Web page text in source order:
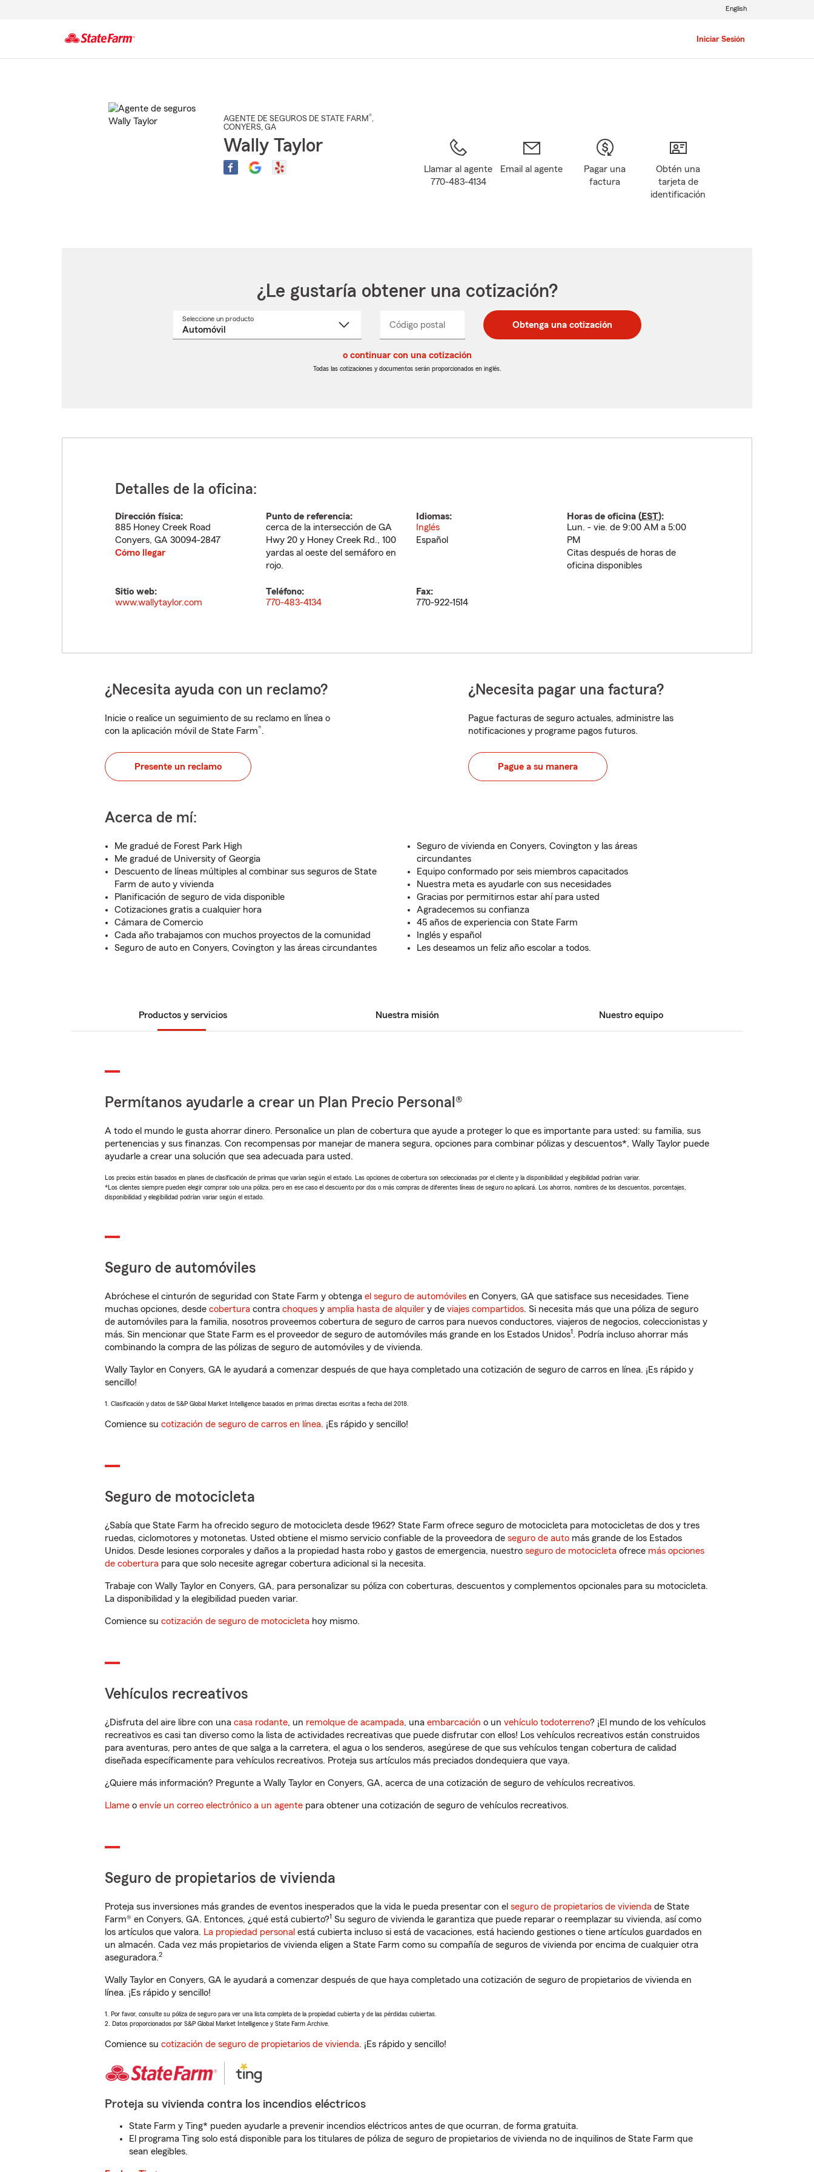
Iniciar Sesión
English
AGENTE DE SEGUROS DE STATE FARM®,
CONYERS, GA
Wally Taylor
Llamar al agente
770-483-4134
Email al agente
Pagar una
factura
Obtén una
tarjeta de
identificación
¿Le gustaría obtener una cotización?
Seleccione un productoSeleccione
Código postal
postal
de
postal
de
_____ Obtenga una cotización
o continuar con una cotización
Todas las cotizaciones y documentos serán proporcionados en inglés.
Detalles de la oficina:
Dirección física:
885 Honey Creek Road
Conyers, GA 30094-2847
Cómo llegar
Punto de referencia:
cerca de la intersección de GA
Hwy 20 y Honey Creek Rd., 100
yardas al oeste del semáforo en
rojo.
Idiomas:
Inglés
Español
Horas de oficina (EST):
Lun. - vie. de 9:00 AM a 5:00
PM
Citas después de horas de
oficina disponibles
Sitio web:
www.wallytaylor.com
Teléfono:
770-483-4134
Fax:
770-922-1514
¿Necesita ayuda con un reclamo?
Inicie o realice un seguimiento de su reclamo en línea o
con la aplicación móvil de State Farm®.
Presente un reclamo
¿Necesita pagar una factura?
Pague facturas de seguro actuales, administre las
notificaciones y programe pagos futuros.
Pague a su manera
Acerca de mí:
Me gradué de Forest Park High
Me gradué de University of Georgia
Descuento de líneas múltiples al combinar sus seguros de State
Farm de auto y vivienda
Planificación de seguro de vida disponible
Cotizaciones gratis a cualquier hora
Cámara de Comercio
Cada año trabajamos con muchos proyectos de la comunidad
Seguro de auto en Conyers, Covington y las áreas circundantes
Seguro de vivienda en Conyers, Covington y las áreas
circundantes
Equipo conformado por seis miembros capacitados
Nuestra meta es ayudarle con sus necesidades
Gracias por permitirnos estar ahí para usted
Agradecemos su confianza
45 años de experiencia con State Farm
Inglés y español
Les deseamos un feliz año escolar a todos.
Productos y servicios Nuestra misión Nuestro equipo
Permítanos ayudarle a crear un Plan Precio Personal®
A todo el mundo le gusta ahorrar dinero. Personalice un plan de cobertura que ayude a proteger lo que es importante para usted: su familia, sus
pertenencias y sus finanzas. Con recompensas por manejar de manera segura, opciones para combinar pólizas y descuentos*, Wally Taylor puede
ayudarle a crear una solución que sea adecuada para usted.
Los precios están basados en planes de clasificación de primas que varían según el estado. Las opciones de cobertura son seleccionadas por el cliente y la disponibilidad y elegibilidad podrían variar.
*Los clientes siempre pueden elegir comprar solo una póliza, pero en ese caso el descuento por dos o más compras de diferentes líneas de seguro no aplicará. Los ahorros, nombres de los descuentos, porcentajes,
disponibilidad y elegibilidad podrían variar según el estado.
Seguro de automóviles
Abróchese el cinturón de seguridad con State Farm y obtenga el seguro de automóviles en Conyers, GA que satisface sus necesidades. Tiene
muchas opciones, desde cobertura contra choques y amplia hasta de alquiler y de viajes compartidos. Si necesita más que una póliza de seguro
de automóviles para la familia, nosotros proveemos cobertura de seguro de carros para nuevos conductores, viajeros de negocios, coleccionistas y
más. Sin mencionar que State Farm es el proveedor de seguro de automóviles más grande en los Estados Unidos1. Podría incluso ahorrar más
combinando la compra de las pólizas de seguro de automóviles y de vivienda.
Wally Taylor en Conyers, GA le ayudará a comenzar después de que haya completado una cotización de seguro de carros en línea. ¡Es rápido y
sencillo!
1. Clasificación y datos de S&P Global Market Intelligence basados en primas directas escritas a fecha del 2018.
Comience su cotización de seguro de carros en línea. ¡Es rápido y sencillo!
Seguro de motocicleta
¿Sabía que State Farm ha ofrecido seguro de motocicleta desde 1962? State Farm ofrece seguro de motocicleta para motocicletas de dos y tres
ruedas, ciclomotores y motonetas. Usted obtiene el mismo servicio confiable de la proveedora de seguro de auto más grande de los Estados
Unidos. Desde lesiones corporales y daños a la propiedad hasta robo y gastos de emergencia, nuestro seguro de motocicleta ofrece más opciones
de cobertura para que solo necesite agregar cobertura adicional si la necesita.
Trabaje con Wally Taylor en Conyers, GA, para personalizar su póliza con coberturas, descuentos y complementos opcionales para su motocicleta.
La disponibilidad y la elegibilidad pueden variar.
Comience su cotización de seguro de motocicleta hoy mismo.
Vehículos recreativos
¿Disfruta del aire libre con una casa rodante, un remolque de acampada, una embarcación o un vehículo todoterreno? ¡El mundo de los vehículos
recreativos es casi tan diverso como la lista de actividades recreativas que puede disfrutar con ellos! Los vehículos recreativos están construidos
para aventuras, pero antes de que salga a la carretera, el agua o los senderos, asegúrese de que sus vehículos tengan cobertura de calidad
diseñada específicamente para vehículos recreativos. Proteja sus artículos más preciados dondequiera que vaya.
¿Quiere más información? Pregunte a Wally Taylor en Conyers, GA, acerca de una cotización de seguro de vehículos recreativos.
Llame o envíe un correo electrónico a un agente para obtener una cotización de seguro de vehículos recreativos.
Seguro de propietarios de vivienda
Proteja sus inversiones más grandes de eventos inesperados que la vida le pueda presentar con el seguro de propietarios de vivienda de State
Farm® en Conyers, GA. Entonces, ¿qué está cubierto?1 Su seguro de vivienda le garantiza que puede reparar o reemplazar su vivienda, así como
los artículos que valora. La propiedad personal está cubierta incluso si está de vacaciones, está haciendo gestiones o tiene artículos guardados en
un almacén. Cada vez más propietarios de vivienda eligen a State Farm como su compañía de seguros de vivienda por encima de cualquier otra
aseguradora.2
Wally Taylor en Conyers, GA le ayudará a comenzar después de que haya completado una cotización de seguro de propietarios de vivienda en
línea. ¡Es rápido y sencillo!
1. Por favor, consulte su póliza de seguro para ver una lista completa de la propiedad cubierta y de las pérdidas cubiertas.
2. Datos proporcionados por S&P Global Market Intelligence y State Farm Archive.
Comience su cotización de seguro de propietarios de vivienda. ¡Es rápido y sencillo!
Proteja su vivienda contra los incendios eléctricos
State Farm y Ting* pueden ayudarle a prevenir incendios eléctricos antes de que ocurran, de forma gratuita.
El programa Ting solo está disponible para los titulares de póliza de seguro de propietarios de vivienda no de inquilinos de State Farm que
sean elegibles.